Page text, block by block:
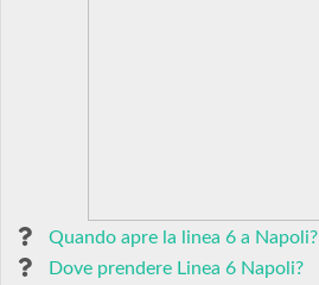
Quando apre la linea 6 a Napoli?
Dove prendere Linea 6 Napoli?